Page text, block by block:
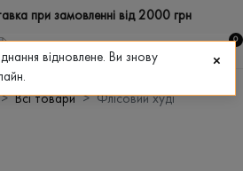
при замовленні від 2000 грн
0
Всі товари Флісовий худі
відновлене. Ви знову